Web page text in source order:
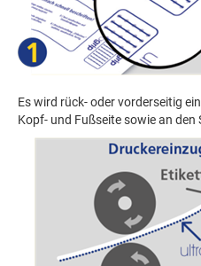
Es wird rück- oder vorderseitig
Kopf- und Fußseite sowie an